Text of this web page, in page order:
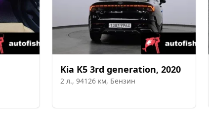
Kia K5 3rd generation, 2020
2 л., 94126 км, Бензин